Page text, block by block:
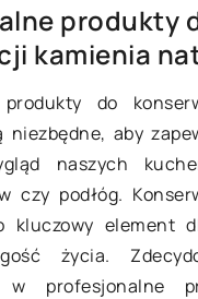
produkty
kamienia
produkty do
niezbędne, aby
naszych
czy podłóg.
kluczowy element
życia.
w profesjonalne